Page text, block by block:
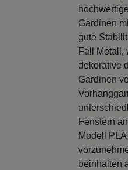
Gardinen
gute
Fall Metall,
dekorative
Gardinen
Fenstern
Modell
beinhalten